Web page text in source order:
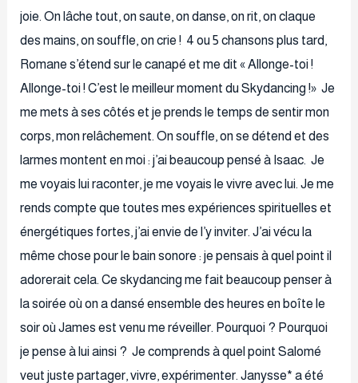
joie. On lâche tout, on saute, on danse, on rit, on claque
des mains, on souffle, on crie ! 4 ou 5 chansons plus tard,
Romane s’étend sur le canapé et me dit « Allonge-toi !
Allonge-toi ! C’est le meilleur moment du Skydancing !» Je
me mets à ses côtés et je prends le temps de sentir mon
corps, mon relâchement. On souffle, on se détend et des
larmes montent en moi : j’ai beaucoup pensé à Isaac. Je
me voyais lui raconter, je me voyais le vivre avec lui. Je me
rends compte que toutes mes expériences spirituelles et
énergétiques fortes, j’ai envie de l’y inviter. J’ai vécu la
même chose pour le bain sonore : je pensais à quel point il
adorerait cela. Ce skydancing me fait beaucoup penser à
la soirée où on a dansé ensemble des heures en boîte le
soir où James est venu me réveiller. Pourquoi ? Pourquoi
je pense à lui ainsi ? Je comprends à quel point Salomé
veut juste partager, vivre, expérimenter. Janysse* a été